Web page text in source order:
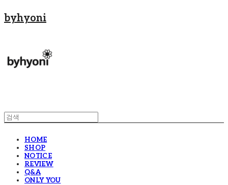
byhyoni
HOME
SHOP
NOTICE
REVIEW
Q&A
ONLY YOU